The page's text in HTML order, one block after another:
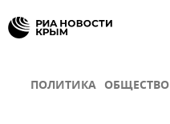
ПОЛИТИКА ОБЩЕСТВО